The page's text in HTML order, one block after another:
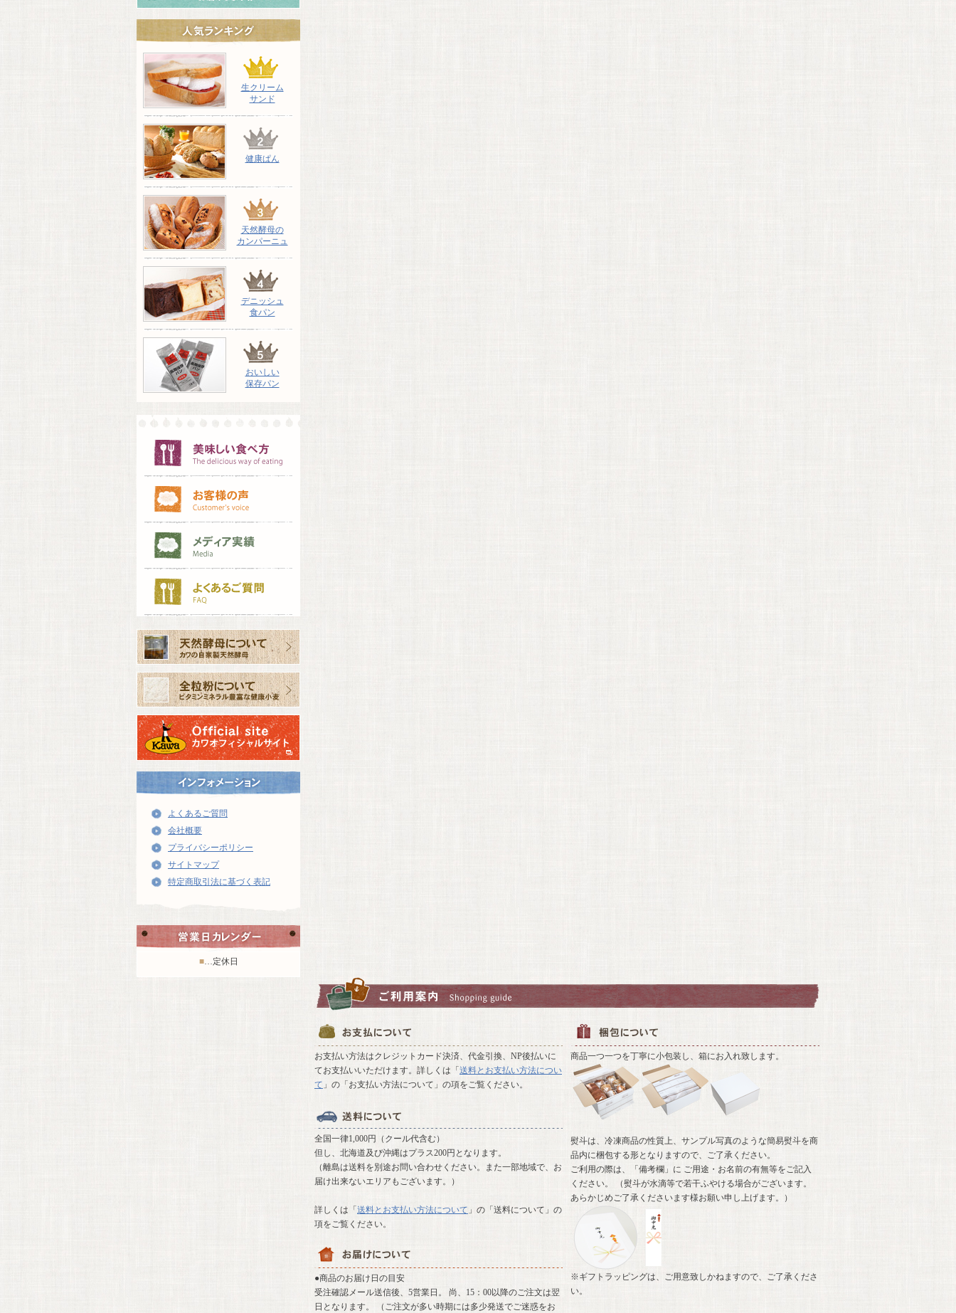
生クリーム
サンド
健康ぱん
天然酵母の
カンパーニュ
デニッシュ
食パン
おいしい
保存パン
よくあるご質問
会社概要
プライバシーポリシー
サイトマップ
特定商取引法に基づく表記
■…定休日
お支払い方法はクレジットカード決済、代金引換、NP後払いに
てお支払いいただけます。詳しくは「 送料とお支払い方法につい
て 」の「お支払い方法について」の項をご覧ください。
全国一律1,000円（クール代含む）
但し、北海道及び沖縄はプラス200円となります。
（離島は送料を別途お問い合わせください。また一部地域で、お
届け出来ないエリアもございます。）
詳しくは「 送料とお支払い方法について 」の「送料について」の
項をご覧ください。
●商品のお届け日の目安
受注確認メール送信後、5営業日。 尚、15：00以降のご注文は翌
日となります。 （ご注文が多い時期には多少発送でご迷惑をお
商品一つ一つを丁寧に小包装し、箱にお入れ致します。
熨斗は、冷凍商品の性質上、サンプル写真のような簡易熨斗を商
品内に梱包する形となりますので、ご了承ください。
ご利用の際は、「備考欄」に ご用途・お名前の有無等をご記入
ください。 （熨斗が水滴等で若干ふやける場合がございます。
あらかじめご了承くださいます様お願い申し上げます。）
※ギフトラッピングは、ご用意致しかねますので、ご了承くださ
い。